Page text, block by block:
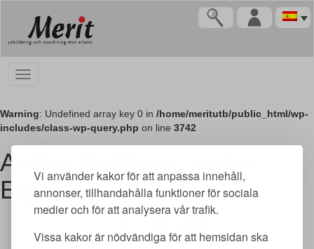
Vi använder kakor för att anpassa innehåll,
annonser, tillhandahålla funktioner för sociala
medier och för att analysera vår trafik.
Vissa kakor är nödvändiga för att hemsidan ska
Warning: Undefined array key 0 in /home/meritutb/public_html/wp-
includes/class-wp-query.php on line 3742
Author Archives: Upper
Eight